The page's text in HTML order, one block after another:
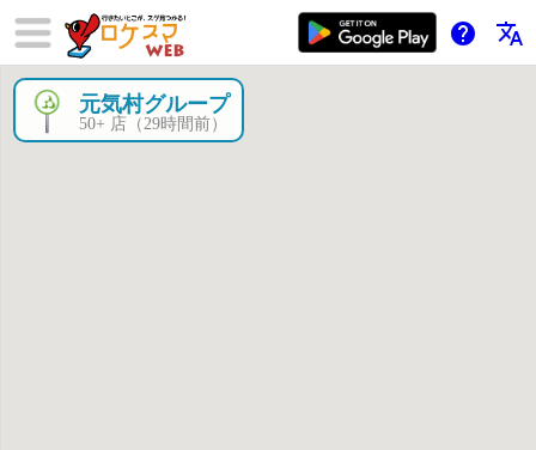
help translate
×
元気村グループ
50+ 店（29時間前）